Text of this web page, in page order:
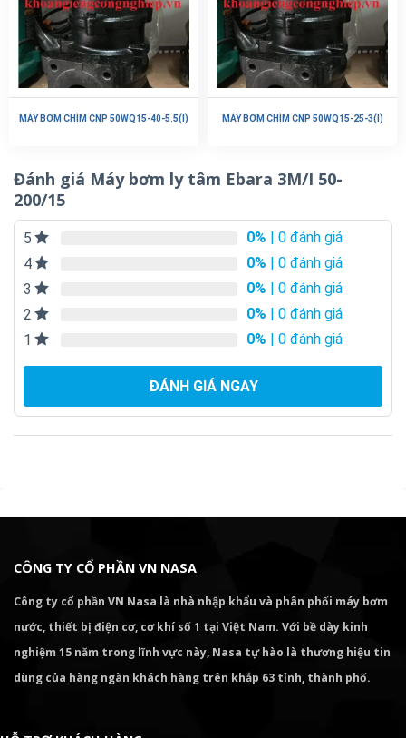
MÁY BƠM CHÌM CNP 50WQ15-40-5.5(I) MÁY BƠM CHÌM CNP 50WQ15-25-3(I)
Đánh giá Máy bơm ly tâm Ebara 3M/I 50-
200/15
5 0% | 0 đánh giá
4
0% | 0 đánh giá
3
0% | 0 đánh giá
2
0% | 0 đánh giá
1
0% | 0 đánh giá
ĐÁNH GIÁ NGAY
CÔNG TY CỔ PHẦN VN NASA
Công ty cổ phần VN Nasa là nhà nhập khẩu và phân phối máy bơm
nước, thiết bị điện cơ, cơ khí số 1 tại Việt Nam. Với bề dày kinh
nghiệm 15 năm trong lĩnh vực này, Nasa tự hào là thương hiệu tin
dùng của hàng ngàn khách hàng trên khắp 63 tỉnh, thành phố.